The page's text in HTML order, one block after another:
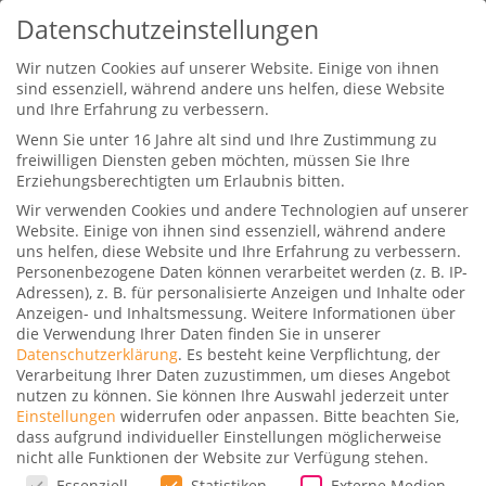
Welche FIRST CLASS ist die
Beste? Singapore Airlines,
Emirates, Etihad?
Gepostet vonDominik| 12. Januar 2019|0 |
Welche FIRST CLASS ist die Beste? Singapore
Datenschutzeinstellungen
Wir nutzen Cookies auf unserer Website. Einige von ihnen
sind essenziell, während andere uns helfen, diese Website
und Ihre Erfahrung zu verbessern.
Wenn Sie unter 16 Jahre alt sind und Ihre Zustimmung zu
freiwilligen Diensten geben möchten, müssen Sie Ihre
Erziehungsberechtigten um Erlaubnis bitten.
Wir verwenden Cookies und andere Technologien auf unserer
Website. Einige von ihnen sind essenziell, während andere
uns helfen, diese Website und Ihre Erfahrung zu verbessern.
Personenbezogene Daten können verarbeitet werden (z. B. IP-
Adressen), z. B. für personalisierte Anzeigen und Inhalte oder
Anzeigen- und Inhaltsmessung. Weitere Informationen über
die Verwendung Ihrer Daten finden Sie in unserer
Datenschutzerklärung. Es besteht keine Verpflichtung, der
Verarbeitung Ihrer Daten zuzustimmen, um dieses Angebot
nutzen zu können. Sie können Ihre Auswahl jederzeit unter
Einstellungen widerrufen oder anpassen. Bitte beachten Sie,
dass aufgrund individueller Einstellungen möglicherweise
nicht alle Funktionen der Website zur Verfügung stehen.
Datenschutzeinstellungen